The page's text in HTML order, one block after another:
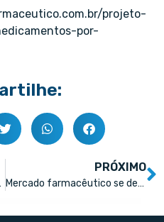
projeto-
por-
PRÓXIMO
Mercado farmacêutico se despede do Sr. Lotar Dieter Maas